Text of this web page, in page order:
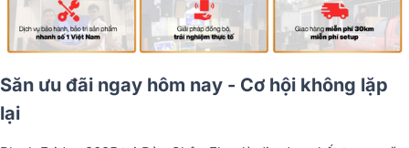
Săn ưu đãi ngay hôm nay - Cơ hội không lặp
lại